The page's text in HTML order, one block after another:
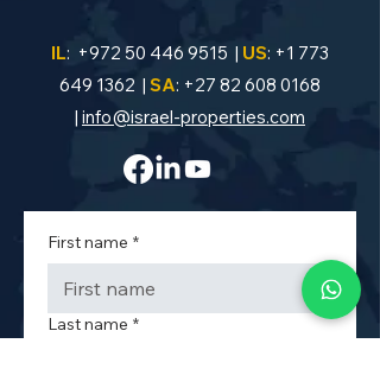
IL: +972 50 446 9515 | US: +1 773
649 1362 | SA: +27 82 608 0168
| info@israel-properties.com
First name *
Last name *